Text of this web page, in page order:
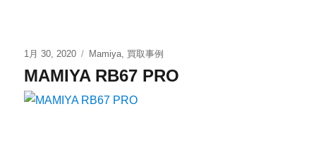
1月 30, 2020 Mamiya, 買取事例
MAMIYA RB67 PRO